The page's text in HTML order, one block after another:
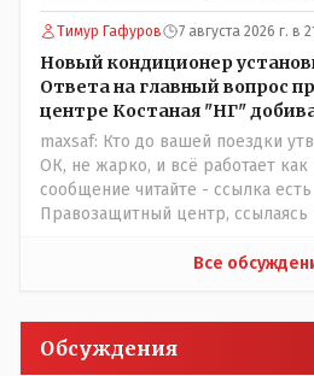
Хоть и переименованные)
Тимур Гафуров 7 августа 2026 г. в
Новый кондиционер
Ответа на главный вопрос
центре Костаная "НГ"
maxsaf: Кто до вашей поездки
ОК, не жарко, и всё работает
сообщение читайте - ссылка есть
Правозащитный центр, ссылаясь
прислали ему в виде
настоящему времени их
помещениях, предназначенных
Все
Обсуждения